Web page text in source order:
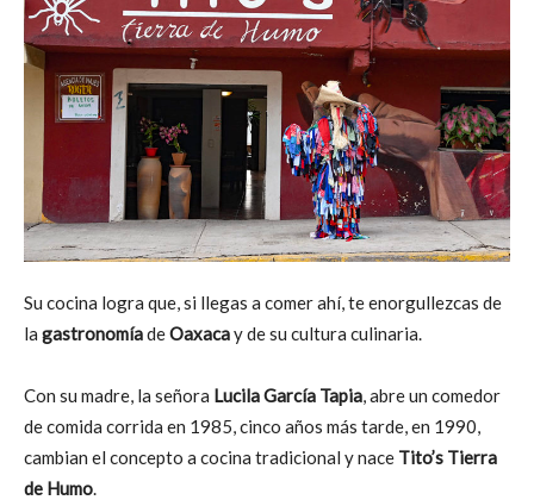
Su cocina logra que, si llegas a comer ahí, te enorgullezcas de
la gastronomíadeOaxacay de su cultura culinaria.
Con su madre, la señora Lucila García Tapia, abre un comedor
de comida corrida en 1985, cinco años más tarde, en 1990,
cambian el concepto a cocina tradicional y nace Tito’s Tierra
de Humo.